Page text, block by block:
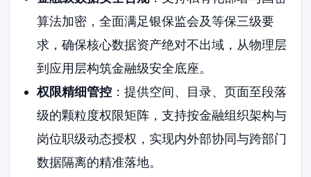
算法加密，全面满足银保监会及等保三级要
求，确保核心数据资产绝对不出域，从物理层
到应用层构筑金融级安全底座。
权限精细管控：提供空间、目录、页面至段落
级的颗粒度权限矩阵，支持按金融组织架构与
岗位职级动态授权，实现内外部协同与跨部门
数据隔离的精准落地。